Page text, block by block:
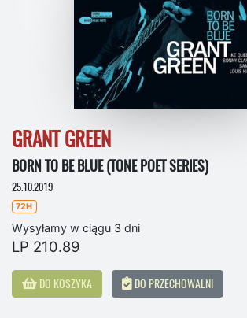
GRANT GREEN
BORN TO BE BLUE (TONE POET SERIES)
25.10.2019
72H
Wysyłamy w ciągu 3 dni
LP 210.89
DO KOSZYKA DO PRZECHOWALNI